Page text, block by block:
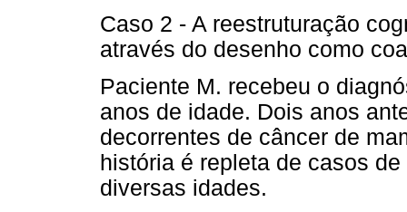
Caso 2 - A reestruturação
através do desenho como
Paciente M. recebeu o
anos de idade. Dois anos
decorrentes de câncer de
história é repleta de casos
diversas idades.